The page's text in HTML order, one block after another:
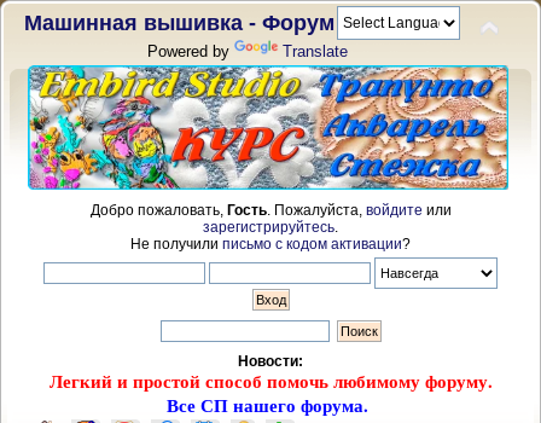
Машинная вышивка - Форум
Powered by Translate
Добро пожаловать, Гость. Пожалуйста, войдите или
зарегистрируйтесь
Не получили письмо с кодом активации?
Новости:
Легкий и простой способ помочь любимому форуму.
Все СП нашего форума.